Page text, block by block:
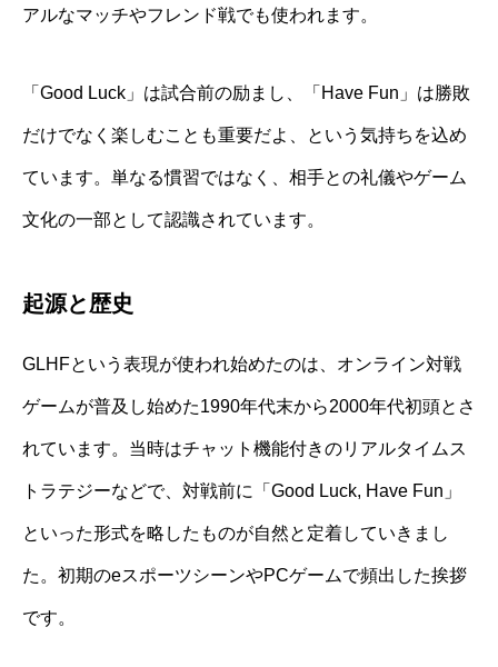
アルなマッチやフレンド戦でも使われます。
「Good Luck」は試合前の励まし、「Have Fun」は勝敗
だけでなく楽しむことも重要だよ、という気持ちを込め
ています。単なる慣習ではなく、相手との礼儀やゲーム
文化の一部として認識されています。
起源と歴史
GLHFという表現が使われ始めたのは、オンライン対戦
ゲームが普及し始めた1990年代末から2000年代初頭とさ
れています。当時はチャット機能付きのリアルタイムス
トラテジーなどで、対戦前に「Good Luck, Have Fun」
といった形式を略したものが自然と定着していきまし
た。初期のeスポーツシーンやPCゲームで頻出した挨拶
です。